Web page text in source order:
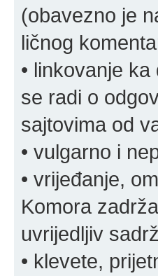
(obavezno je
ličnog
• linkovanje
se radi o
sajtovima od
• vulgarno i
• vrijeđanje,
Komora
uvrijedljiv
• klevete,